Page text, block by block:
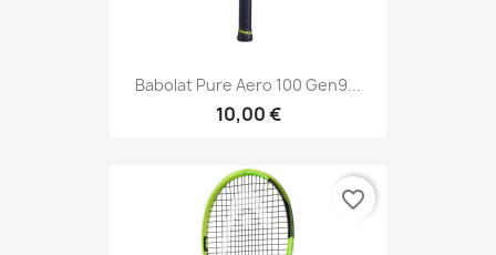
Babolat Pure Aero 100 Gen9...
10,00 €
favorite_border